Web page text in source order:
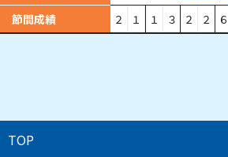
節間成績
２ １ １ ３ ２ ２ ６
TOP